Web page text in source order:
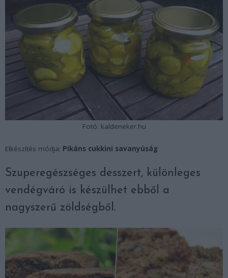
Fotó: kaldeneker.hu
Elkészítés módja: Pikáns cukkini savanyúság
Szuperegészséges desszert, különleges
vendégváró is készülhet ebből a
nagyszerű zöldségből.